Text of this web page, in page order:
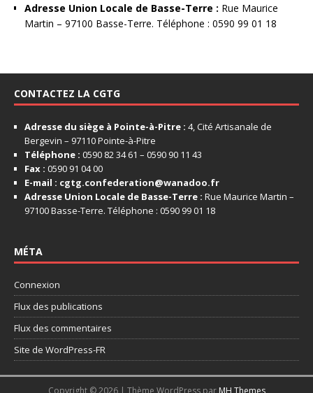
Adresse Union Locale de Basse-Terre : Rue Maurice
Martin – 97100 Basse-Terre. Téléphone : 0590 99 01 18
CONTACTEZ LA CGTG
Adresse du siège à Pointe-à-Pitre : 4, Cité Artisanale de
Bergevin – 97110 Pointe-à-Pitre
Téléphone : 0590 82 34 61 – 0590 90 11 43
Fax : 0590 91 04 00
E-mail : cgtg.confederation@wanadoo.fr
Adresse Union Locale de Basse-Terre : Rue Maurice Martin –
97100 Basse-Terre. Téléphone : 0590 99 01 18
MÉTA
Connexion
Flux des publications
Flux des commentaires
Site de WordPress-FR
Copyright © 2026 | Thème WordPress par MH Themes